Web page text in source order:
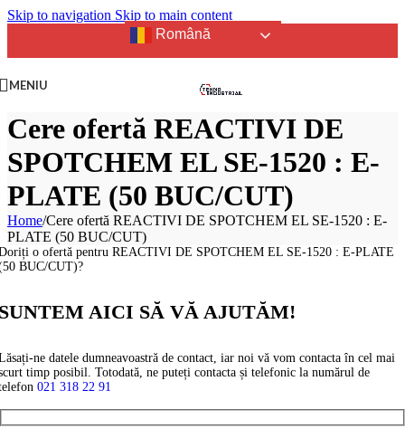
Skip to navigation Skip to main content
Română
MENIU
Cere ofertă REACTIVI DE
SPOTCHEM EL SE-1520 : E-
PLATE (50 BUC/CUT)
Home/Cere ofertă REACTIVI DE SPOTCHEM EL SE-1520 : E-
PLATE (50 BUC/CUT)
o ofertă pentru REACTIVI DE SPOTCHEM EL SE-1520 : E-PLATE
BUC/CUT)?
AICI SĂ VĂ AJUTĂM!
ne datele dumneavoastră de contact, iar noi vă vom contacta în cel mai
timp posibil. Totodată, ne puteți contacta și telefonic la numărul de
021 318 22 91